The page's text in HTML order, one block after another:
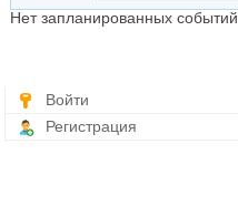
Нет запланированных событий.
Войти
Регистрация